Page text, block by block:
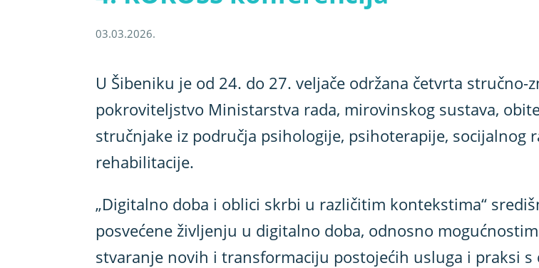
03.03.2026.
U Šibeniku je od 24. do 27. veljače održana četvrta stručno-
pokroviteljstvo Ministarstva rada, mirovinskog sustava,
stručnjake iz područja psihologije, psihoterapije, socijalnog
rehabilitacije.
„Digitalno doba i oblici skrbi u različitim kontekstima“
posvećene življenju u digitalno doba, odnosno
stvaranje novih i transformaciju postojećih usluga i praksi